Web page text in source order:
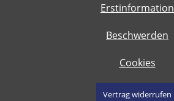
Erstinformation
Beschwerden
Cookies
Vertrag widerrufen